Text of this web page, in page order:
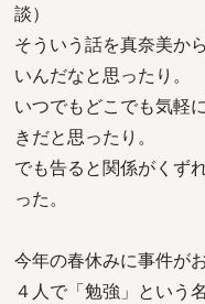
談）
そういう話を真奈美か
いんだなと思ったり。
いつでもどこでも気軽
きだと思ったり。
でも告ると関係がくず
った。
今年の春休みに事件が
４人で「勉強」という